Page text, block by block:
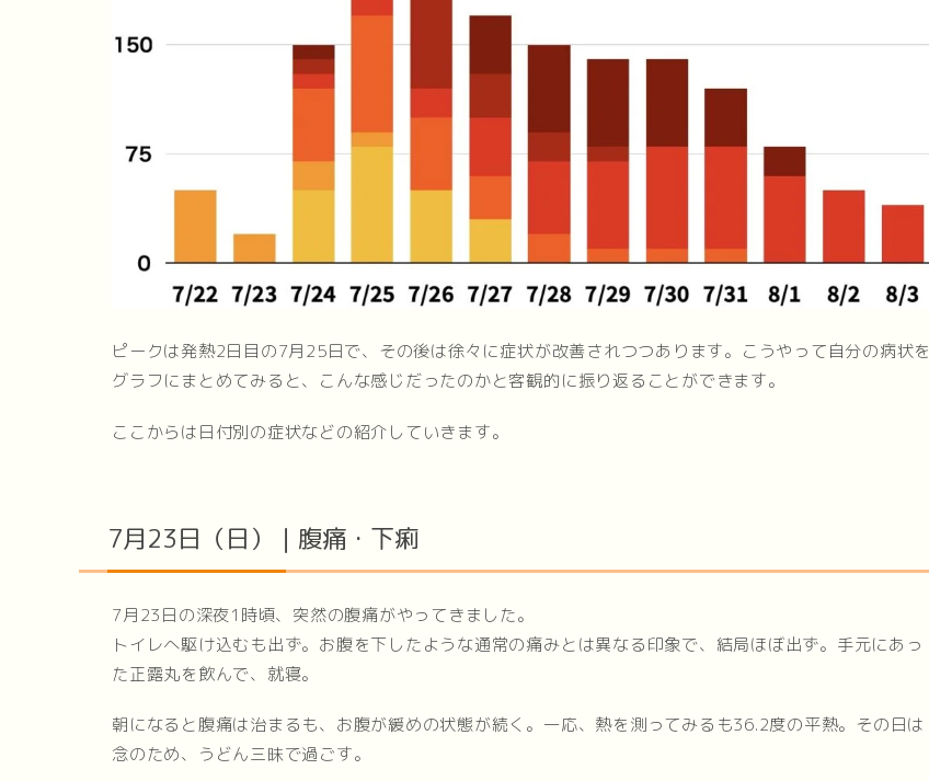
ピークは発熱2日目の7月25日で、その後は徐々に症状が改善されつつあります。こうやって自分の病状を
グラフにまとめてみると、こんな感じだったのかと客観的に振り返ることができます。
ここからは日付別の症状などの紹介していきます。
7月23日（日）｜腹痛・下痢
7月23日の深夜1時頃、突然の腹痛がやってきました。
トイレへ駆け込むも出ず。お腹を下したような通常の痛みとは異なる印象で、結局ほぼ出ず。手元にあっ
た正露丸を飲んで、就寝。
朝になると腹痛は治まるも、お腹が緩めの状態が続く。一応、熱を測ってみるも36.2度の平熱。その日は
念のため、うどん三昧で過ごす。